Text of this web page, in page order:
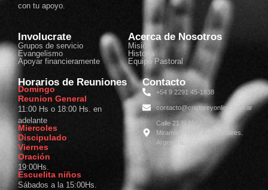
con tu apoyo.
Involucrate
Grupos de servicio
Evangelismo
Apoyar financieramente
Acerca de Nosotros
Misión
Historia
Equipo Pastoral
Horarios de Reuniones
Domingo
Reunion General
11:00 Hs o 18:00 Hs. en
adelante
Miercoles
Discipulado
Viernes
Oración
19:00Hs.
Escuelita niños
Sábados a la 15:00Hs.
Contacto
+54 9 2291 45-1838
contacto@cristoreyonline.com.ar
Calle 21 N 1563.
Miramar(7607). Buenos Aires.
Argentina.